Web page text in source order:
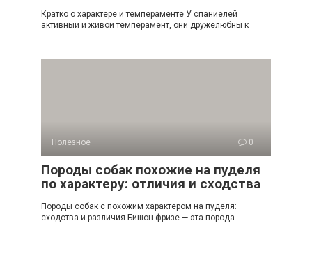
Кратко о характере и темпераменте У спаниелей
активный и живой темперамент, они дружелюбны к
Полезное 0
Породы собак похожие на пуделя
по характеру: отличия и сходства
Породы собак с похожим характером на пуделя:
сходства и различия Бишон-фризе — эта порода